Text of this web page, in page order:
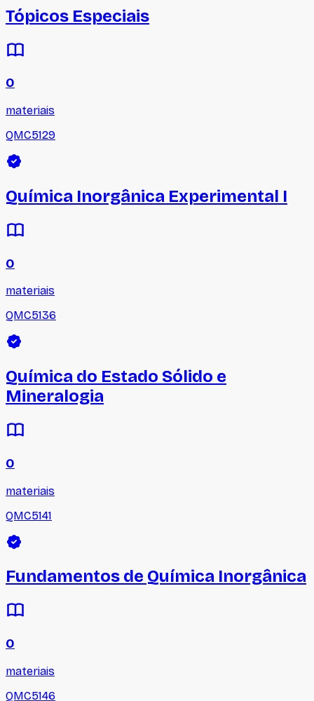
Tópicos Especiais
0
materiais
QMC5129
Química Inorgânica Experimental I
0
materiais
QMC5136
Química do Estado Sólido e
Mineralogia
0
materiais
QMC5141
Fundamentos de Química Inorgânica
0
materiais
QMC5146